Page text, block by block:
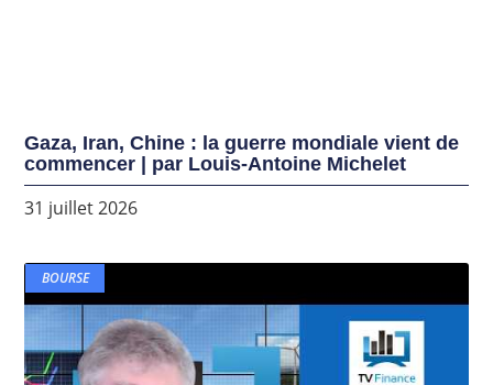
Gaza, Iran, Chine : la guerre mondiale vient de
commencer | par Louis-Antoine Michelet
31 juillet 2026
BOURSE